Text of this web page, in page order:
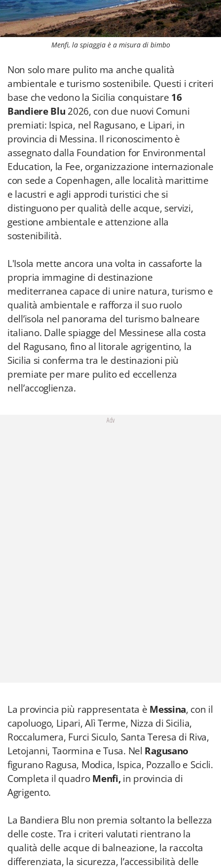
Menfi, la spiaggia è a misura di bimbo
Non solo mare pulito ma anche qualità
ambientale e turismo sostenibile. Questi i criteri
base che vedono la Sicilia conquistare 16
Bandiere Blu 2026, con due nuovi Comuni
premiati: Ispica, nel Ragusano, e Lipari, in
provincia di Messina. Il riconoscimento è
assegnato dalla Foundation for Environmental
Education, la Fee, organizzazione internazionale
con sede a Copenhagen, alle località marittime
e lacustri e agli approdi turistici che si
distinguono per qualità delle acque, servizi,
gestione ambientale e attenzione alla
sostenibilità.
L'Isola mette ancora una volta in cassaforte la
propria immagine di destinazione
mediterranea capace di unire natura, turismo e
qualità ambientale e rafforza il suo ruolo
dell’isola nel panorama del turismo balneare
italiano. Dalle spiagge del Messinese alla costa
del Ragusano, fino al litorale agrigentino, la
Sicilia si conferma tra le destinazioni più
premiate per mare pulito ed eccellenza
nell’accoglienza.
Adv
La provincia più rappresentata è Messina, con il
capoluogo, Lipari, Alì Terme, Nizza di Sicilia,
Roccalumera, Furci Siculo, Santa Teresa di Riva,
Letojanni, Taormina e Tusa. Nel Ragusano
figurano Ragusa, Modica, Ispica, Pozzallo e Scicli.
Completa il quadroMenfi,in provincia di
Agrigento.
La Bandiera Blu non premia soltanto la bellezza
delle coste. Tra i criteri valutati rientrano la
qualità delle acque di balneazione, la raccolta
differenziata, la sicurezza, l’accessibilità delle